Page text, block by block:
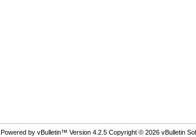
Powered by vBulletin™ Version 4.2.5 Copyright © 2026 vBulletin